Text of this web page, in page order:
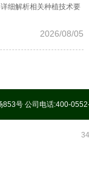
细解析相关种植技术要
2026/08/05
号 公司电话:400-